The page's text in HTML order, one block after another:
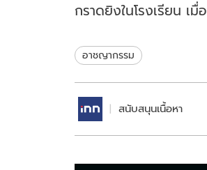
กราดยิงในโรงเรียน เมื่อ
ปลอดภัย
อาชญากรรม
สนับสนุนเนื้อหา